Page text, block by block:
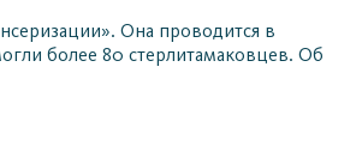
Она проводится в
более 80 стерлитамаковцев. Об